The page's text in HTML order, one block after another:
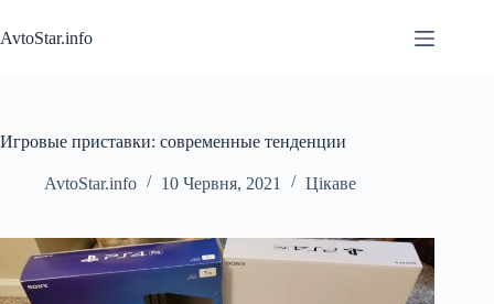
до
вмісту
AvtoStar.info
Игровые приставки: современные тенденции
AvtoStar.info 10 Червня, 2021 Цікаве